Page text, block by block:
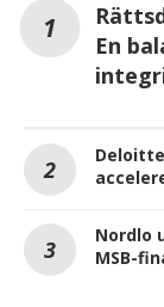
En
Nordlo
MSB-